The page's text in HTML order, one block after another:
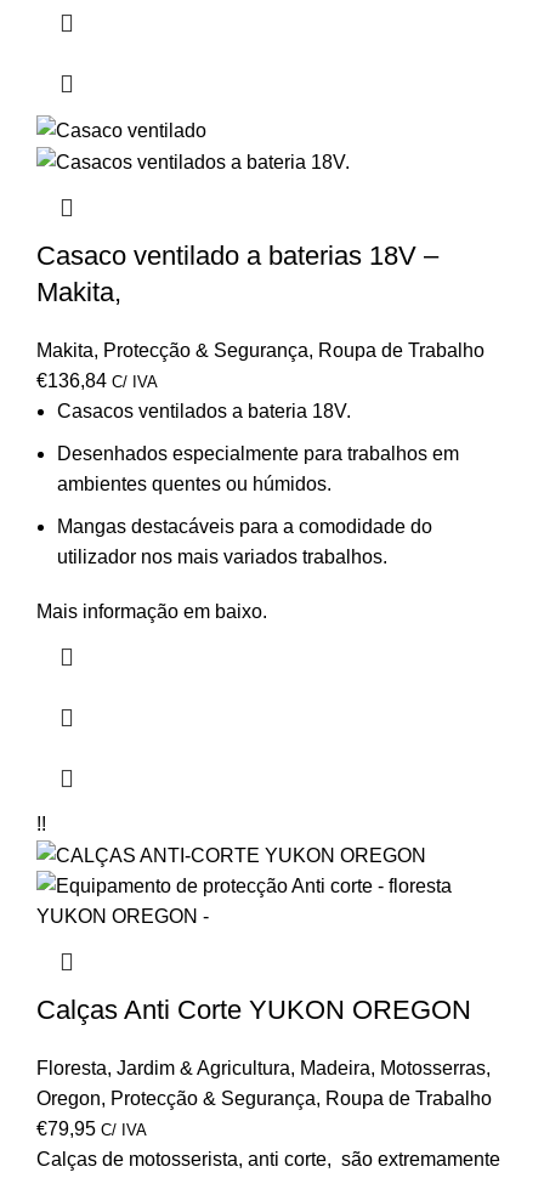
Casaco ventilado a baterias 18V –
Makita,
Makita, Protecção & Segurança, Roupa de Trabalho
€136,84 C/ IVA
Casacos ventilados a bateria 18V.
Desenhados especialmente para trabalhos em
ambientes quentes ou húmidos.
Mangas destacáveis para a comodidade do
utilizador nos mais variados trabalhos.
Mais informação em baixo.
!!
Calças Anti Corte YUKON OREGON
Floresta, Jardim & Agricultura, Madeira, Motosserras,
Oregon, Protecção & Segurança, Roupa de Trabalho
€79,95 C/ IVA
Calças de motosserista, anti corte, são extremamente